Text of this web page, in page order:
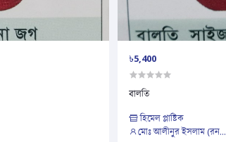
৳5,400
বালতি
হিমেল প্লাষ্টিক
মোঃ আলীনুর ইসলাম (রন...